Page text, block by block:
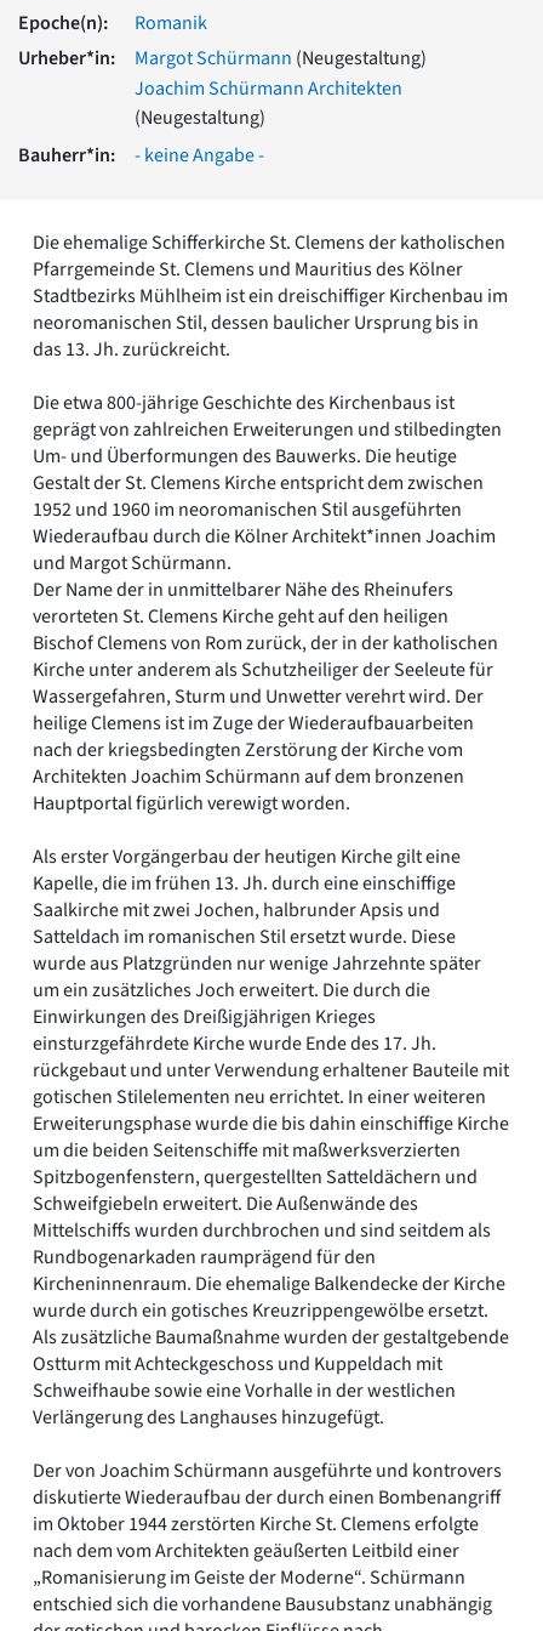
Romanik
Vorromanik
Römische Antike
Über baukunst-nrw
Impressum
Datenschutz
Suchbegriff eingeben
Epoche(n):
Romanik
Urheber*in:
Margot Schürmann (Neugestaltung)
Joachim Schürmann Architekten
(Neugestaltung)
Bauherr*in:
- keine Angabe -
Die ehemalige Schifferkirche St. Clemens der katholischen
Pfarrgemeinde St. Clemens und Mauritius des Kölner
Stadtbezirks Mühlheim ist ein dreischiffiger Kirchenbau im
neoromanischen Stil, dessen baulicher Ursprung bis in
das 13. Jh. zurückreicht.
Die etwa 800-jährige Geschichte des Kirchenbaus ist
geprägt von zahlreichen Erweiterungen und stilbedingten
Um- und Überformungen des Bauwerks. Die heutige
Gestalt der St. Clemens Kirche entspricht dem zwischen
1952 und 1960 im neoromanischen Stil ausgeführten
Wiederaufbau durch die Kölner Architekt*innen Joachim
und Margot Schürmann.
Der Name der in unmittelbarer Nähe des Rheinufers
verorteten St. Clemens Kirche geht auf den heiligen
Bischof Clemens von Rom zurück, der in der katholischen
Kirche unter anderem als Schutzheiliger der Seeleute für
Wassergefahren, Sturm und Unwetter verehrt wird. Der
heilige Clemens ist im Zuge der Wiederaufbauarbeiten
nach der kriegsbedingten Zerstörung der Kirche vom
Architekten Joachim Schürmann auf dem bronzenen
Hauptportal figürlich verewigt worden.
Als erster Vorgängerbau der heutigen Kirche gilt eine
Kapelle, die im frühen 13. Jh. durch eine einschiffige
Saalkirche mit zwei Jochen, halbrunder Apsis und
Satteldach im romanischen Stil ersetzt wurde. Diese
wurde aus Platzgründen nur wenige Jahrzehnte später
um ein zusätzliches Joch erweitert. Die durch die
Einwirkungen des Dreißigjährigen Krieges
einsturzgefährdete Kirche wurde Ende des 17. Jh.
rückgebaut und unter Verwendung erhaltener Bauteile mit
gotischen Stilelementen neu errichtet. In einer weiteren
Erweiterungsphase wurde die bis dahin einschiffige Kirche
um die beiden Seitenschiffe mit maßwerksverzierten
Spitzbogenfenstern, quergestellten Satteldächern und
Schweifgiebeln erweitert. Die Außenwände des
Mittelschiffs wurden durchbrochen und sind seitdem als
Rundbogenarkaden raumprägend für den
Kircheninnenraum. Die ehemalige Balkendecke der Kirche
wurde durch ein gotisches Kreuzrippengewölbe ersetzt.
Als zusätzliche Baumaßnahme wurden der gestaltgebende
Ostturm mit Achteckgeschoss und Kuppeldach mit
Schweifhaube sowie eine Vorhalle in der westlichen
Verlängerung des Langhauses hinzugefügt.
Der von Joachim Schürmann ausgeführte und kontrovers
diskutierte Wiederaufbau der durch einen Bombenangriff
im Oktober 1944 zerstörten Kirche St. Clemens erfolgte
nach dem vom Architekten geäußerten Leitbild einer
„Romanisierung im Geiste der Moderne“. Schürmann
entschied sich die vorhandene Bausubstanz unabhängig